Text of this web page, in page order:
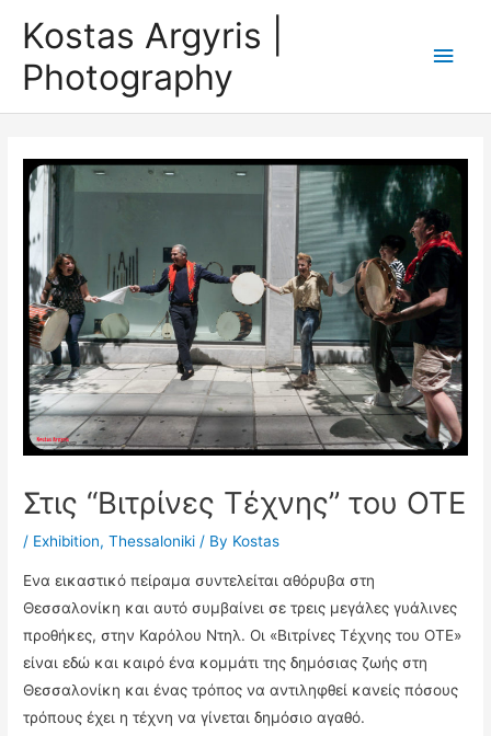
content
Kostas Argyris |
Photography
Main
Στις “Βιτρίνες Τέχνης” του ΟΤΕ
/ Exhibition,Thessaloniki / By Kostas
Ενα εικαστικό πείραμα συντελείται αθόρυβα στη
Θεσσαλονίκη και αυτό συμβαίνει σε τρεις μεγάλες γυάλινες
προθήκες, στην Καρόλου Ντηλ. Οι «Βιτρίνες Τέχνης του ΟΤΕ»
είναι εδώ και καιρό ένα κομμάτι της δημόσιας ζωής στη
Θεσσαλονίκη και ένας τρόπος να αντιληφθεί κανείς πόσους
τρόπους έχει η τέχνη να γίνεται δημόσιο αγαθό.